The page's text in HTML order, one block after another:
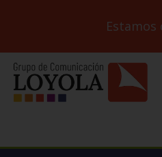
Estamos